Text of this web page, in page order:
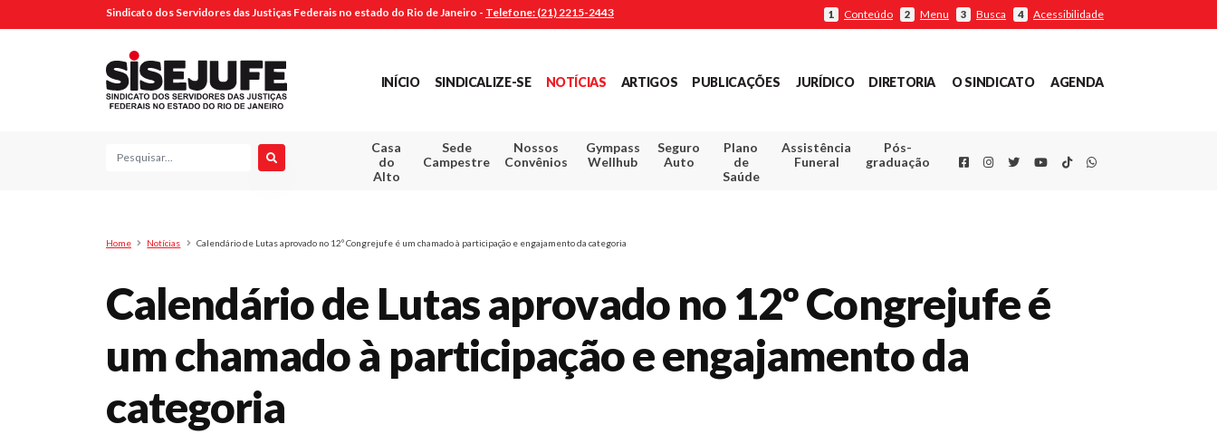
Sindicato dos Servidores das Justiças Federais no estado do Rio de Janeiro - Telefone: (21) 2215-2443 1 Conteúdo 2 Menu 3 Busca 4 Acessibilidade
INÍCIO SINDICALIZE-SE NOTÍCIAS ARTIGOS PUBLICAÇÕES JURÍDICO DIRETORIA O SINDICATO AGENDA
Pesquisa
Casa
do
Alto
Sede
Campestre
Nossos
Convênios
Gympass
Wellhub
Seguro
Auto
Plano
de
Saúde
Assistência
Funeral
Pós-
graduação
FacebookInstagram
TwitterYoutube
TikTokWhatsapp
Home Notícias Calendário de Lutas aprovado no 12º Congrejufe é um chamado à participação e engajamento da categoria
Calendário de Lutas aprovado no 12º Congrejufe é
um chamado à participação e engajamento da
categoria